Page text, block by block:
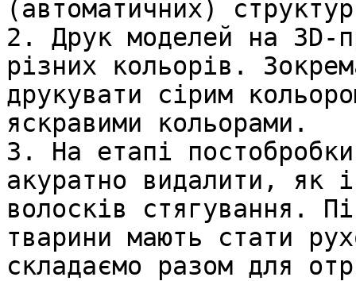
(автоматичних)
2. Друк моделей на 3D-
різних кольорів.
друкувати сірим
яскравими кольорами.
3. На етапі
акуратно видалити, як
волосків стягування.
тварини мають стати
складаємо разом для